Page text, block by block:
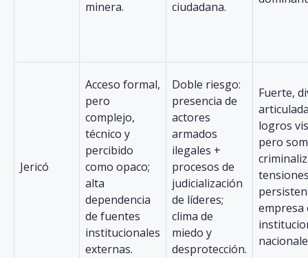
minera. ciudadana.
Jericó
Acceso formal,
pero
complejo,
técnico y
percibido
como opaco;
alta
dependencia
de fuentes
institucionales
externas.
Doble riesgo:
presencia de
actores
armados
ilegales +
procesos de
judicialización
de líderes;
clima de
miedo y
desprotección.
Fuerte,
logros
pero
empresa